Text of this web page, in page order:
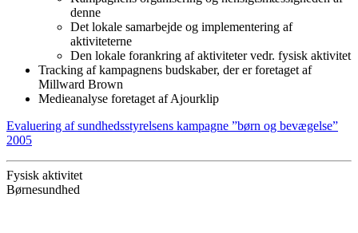
denne
Det lokale samarbejde og implementering af
aktiviteterne
Den lokale forankring af aktiviteter vedr. fysisk aktivitet
Tracking af kampagnens budskaber, der er foretaget af
Millward Brown
Medieanalyse foretaget af Ajourklip
Evaluering af sundhedsstyrelsens kampagne ”børn og bevægelse”
2005
Fysisk aktivitet
Børnesundhed